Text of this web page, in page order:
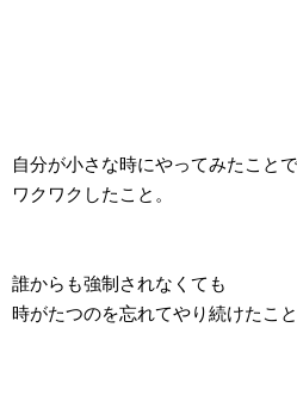
自分が小さな時にやってみたことで
ワクワクしたこと。
誰からも強制されなくても
時がたつのを忘れてやり続けたこと